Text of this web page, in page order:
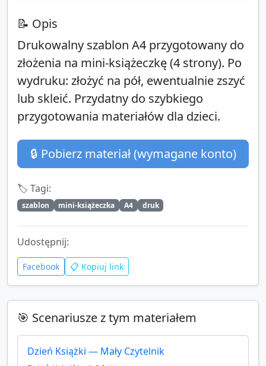
📝 Opis
Drukowalny szablon A4 przygotowany do
złożenia na mini-książeczkę (4 strony). Po
wydruku: złożyć na pół, ewentualnie zszyć
lub skleić. Przydatny do szybkiego
przygotowania materiałów dla dzieci.
🔒 Pobierz materiał (wymagane konto)
🏷️ Tagi:
szablon mini-książeczka A4 druk
Udostępnij:
Facebook 📋 Kopiuj link
🎯 Scenariusze z tym materiałem
Dzień Książki — Mały Czytelnik